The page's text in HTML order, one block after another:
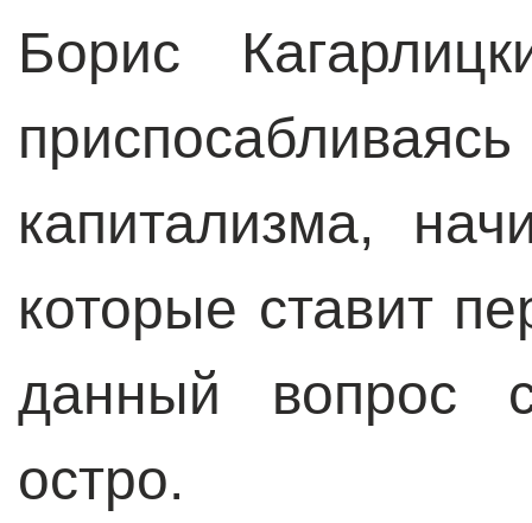
Борис
капитализма,
которые ставит
данный вопрос
остро.